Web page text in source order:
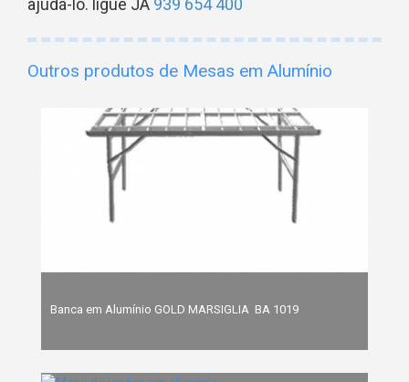
ajudá-lo. ligue JÁ 939 654 400
Outros produtos de Mesas em Alumínio
Banca em Alumínio GOLD MARSIGLIA  BA 1019